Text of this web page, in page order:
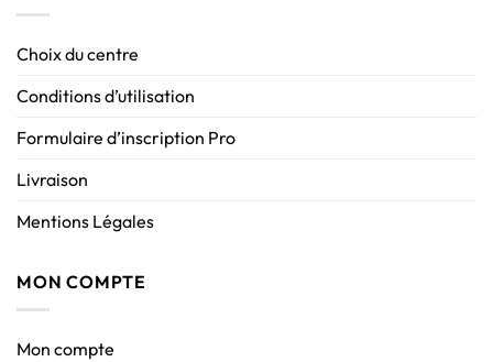
Choix du centre
Conditions d’utilisation
Formulaire d’inscription Pro
Livraison
Mentions Légales
MON COMPTE
Mon compte